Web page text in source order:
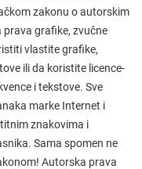
zakonu o autorskim
grafike, zvučne
vlastite grafike,
ili da koristite licence-
i tekstove. Sve
marke Internet i
znakovima i
Sama spomen ne
Autorska prava